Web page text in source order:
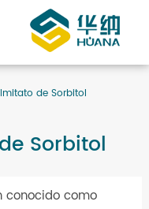
de Sorbitol
Sorbitol
conocido como